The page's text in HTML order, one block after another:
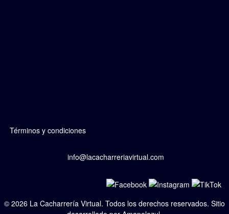
Términos y condiciones
info@lacacharreriavirtual.com
© 2026 La Cacharrería Virtual. Todos los derechos reservados. Sitio